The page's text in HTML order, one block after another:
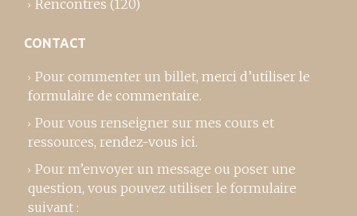
Rencontres (120)
CONTACT
Pour commenter un billet, merci d’utiliser le
formulaire de commentaire.
Pour vous renseigner sur mes cours et
ressources, rendez-vous ici.
Pour m’envoyer un message ou poser une
question, vous pouvez utiliser le formulaire
suivant :